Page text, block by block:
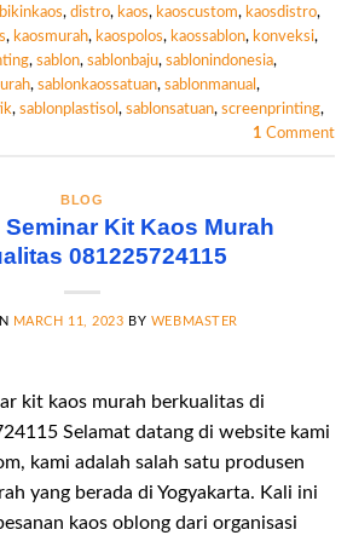
bikinkaos, distro, kaos, kaoscustom, kaosdistro,
, kaosmurah, kaospolos, kaossablon, konveksi,
, sablon, sablonbaju, sablonindonesia,
, sablonkaossatuan, sablonmanual ,
, sablonplastisol , sablonsatuan, screenprinting,
1 Comment
BLOG
Kit Kaos Murah
081225724115
MARCH 11, 2023 BY WEBMASTER
kit kaos murah berkualitas di
Selamat datang di website kami
kami adalah salah satu produsen
yang berada di Yogyakarta. Kali ini
kaos oblong dari organisasi